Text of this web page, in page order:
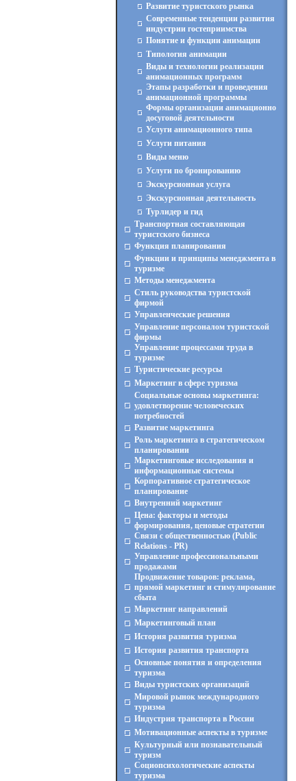
Развитие туристского рынка
Современные тенденции развития
индустрии гостеприимства
Понятие и функции анимации
Типология анимации
Виды и технологии реализации
анимационных программ
Этапы разработки и проведения
анимационной программы
Формы организации анимационно
досуговой деятельности
Услуги анимационного типа
Услуги питания
Виды меню
Услуги по бронированию
Экскурсионная услуга
Экскурсионная деятельность
Турлидер и гид
Транспортная составляющая
туристского бизнеса
Функция планирования
Функции и принципы менеджмента в
туризме
Методы менеджмента
Стиль руководства туристской
фирмой
Управленческие решения
Управление персоналом туристской
фирмы
Управление процессами труда в
туризме
Туристические ресурсы
Маркетинг в сфере туризма
Социальные основы маркетинга:
удовлетворение человеческих
потребностей
Развитие маркетинга
Роль маркетинга в стратегическом
планировании
Маркетинговые исследования и
информационные системы
Корпоративное стратегическое
планирование
Внутренний маркетинг
Цена: факторы и методы
формирования, ценовые стратегии
Связи с общественностью (Public
Relations - PR)
Управление профессиональными
продажами
Продвижение товаров: реклама,
прямой маркетинг и стимулирование
сбыта
Маркетинг направлений
Маркетинговый план
История развития туризма
История развития транспорта
Основные понятия и определения
туризма
Виды туристских организаций
Мировой рынок международного
туризма
Индустрия транспорта в России
Мотивационные аспекты в туризме
Культурный или познавательный
туризм
Социопсихологические аспекты
туризма